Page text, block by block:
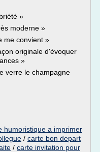
»
moderne »
me convient »
originale d'évoquer
»
verre le champagne
humoristique a imprimer
/ carte bon depart
/ carte invitation pour